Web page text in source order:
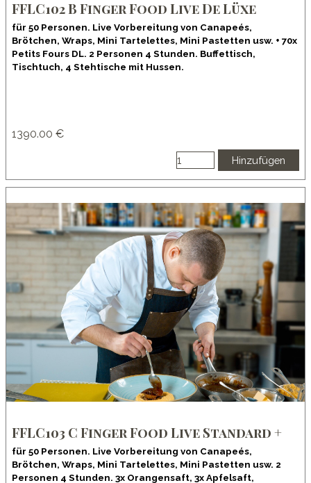
FFLC102 B Finger Food Live De Lüxe
für 50 Personen. Live Vorbereitung von Canapeés,
Brötchen, Wraps, Mini Tartelettes, Mini Pastetten usw. + 70x
Petits Fours DL. 2 Personen 4 Stunden. Buffettisch,
Tischtuch, 4 Stehtische mit Hussen.
1390.00 €
Hinzufügen
FFLC103 C Finger Food Live Standard +
für 50 Personen. Live Vorbereitung von Canapeés,
Brötchen, Wraps, Mini Tartelettes, Mini Pastetten usw. 2
Personen 4 Stunden. 3x Orangensaft, 3x Apfelsaft,